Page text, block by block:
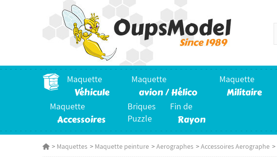
Maquette
Véhicule
Maquette
avion / Hélico
Maquette
Militaire
Maquette
Accessoires
Briques
Puzzle
Fin de
Rayon
> Maquettes > Maquette peinture >Aerographes >Accessoires Aerographe >